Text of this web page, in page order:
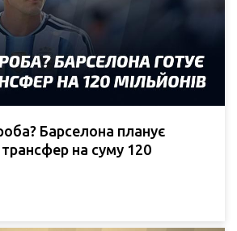
Барселона планує
на суму 120